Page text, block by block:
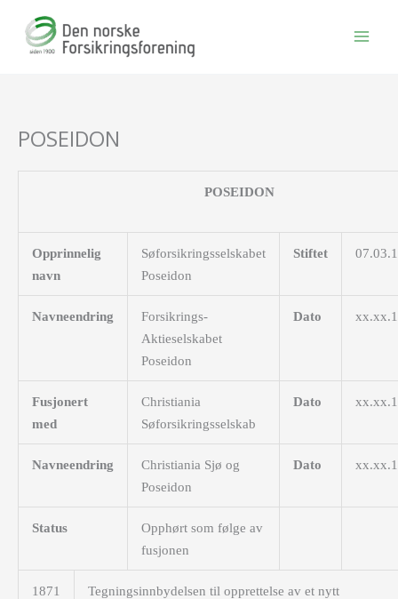
POSEIDON
POSEIDON
Opprinnelig
navn
Søforsikringsselskabet
Poseidon
Stiftet
Navneendring
Forsikrings-
Aktieselskabet
Poseidon
Dato
Fusjonert
med
Christiania
Søforsikringsselskab
Dato
Navneendring
Christiania Sjø og
Poseidon
Dato
Status
Opphørt som følge av
fusjonen
1871
Tegningsinnbydelsen til opprettelse av et nytt